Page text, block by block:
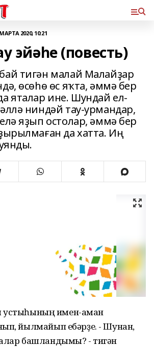
2020, 10:21
эйәһе (повесть)
тигән малай Малайҙар
өсөһө өс яҡта, әммә бер
яталар ине. Шундай ел-
ниндәй тау-урмандар,
яҙып остолар, әммә бер
да хатта. Иң
ҡустыһының имен-аман
йылмайып ебәрҙе. - Шунан,
башландымы? - тигән